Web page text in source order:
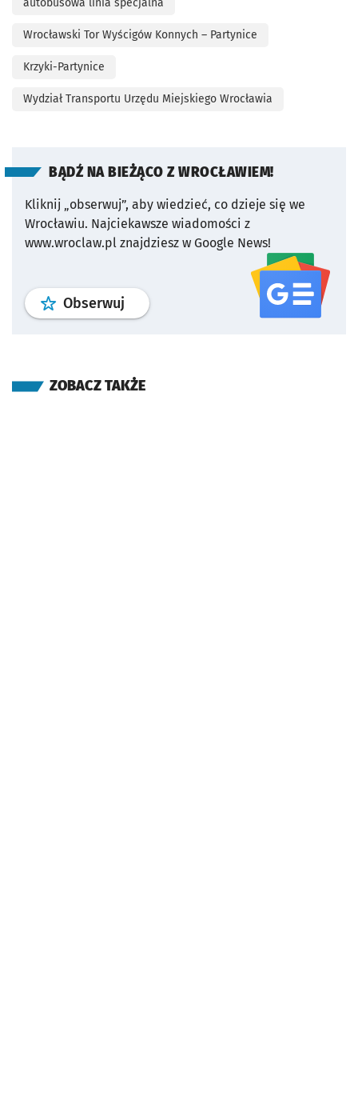
Wrocławski Tor Wyścigów Konnych – Partynice
Krzyki-Partynice
Wydział Transportu Urzędu Miejskiego Wrocławia
BĄDŹ NA BIEŻĄCO Z WROCŁAWIEM!
Kliknij „obserwuj”, aby wiedzieć, co dzieje się we
Wrocławiu. Najciekawsze wiadomości z
www.wroclaw.pl znajdziesz w Google News!
Obserwuj profil serwisu
ZOBACZ TAKŻE